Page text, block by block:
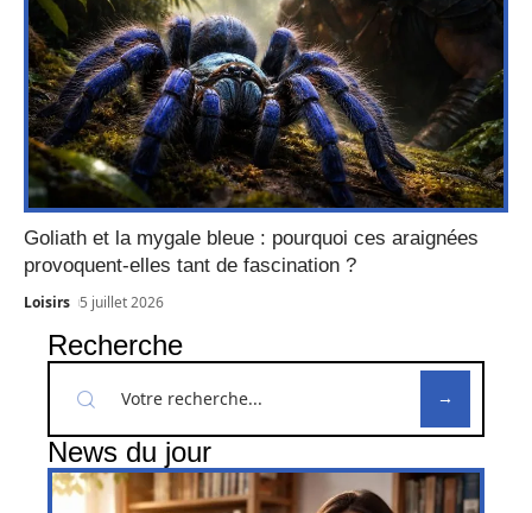
Goliath et la mygale bleue : pourquoi ces araignées
provoquent-elles tant de fascination ?
Loisirs 5 juillet 2026
Recherche
News du jour